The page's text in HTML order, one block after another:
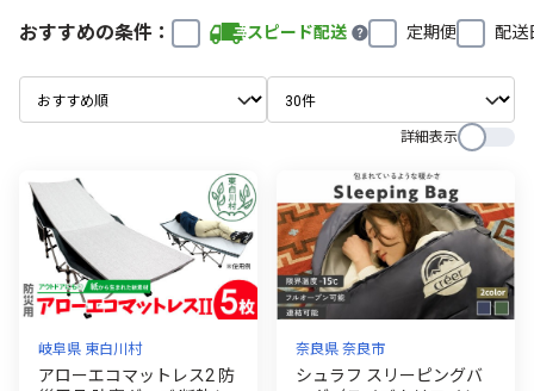
おすすめの条件： スピード配送 定期便 配送
詳細表示
岐阜県 東白川村
アローエコマットレス2 防
奈良県 奈良市
シュラフ スリーピングバ